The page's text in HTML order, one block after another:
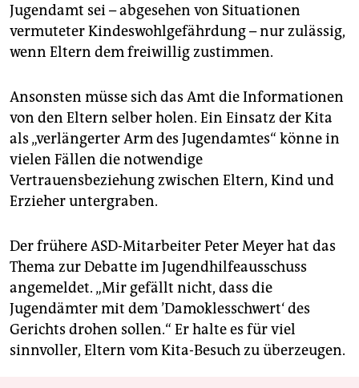
Jugendamt sei – abgesehen von Situationen
vermuteter Kindeswohlgefährdung – nur zulässig,
wenn Eltern dem freiwillig zustimmen.
Ansonsten müsse sich das Amt die Informationen
von den Eltern selber holen. Ein Einsatz der Kita
als „verlängerter Arm des Jugendamtes“ könne in
vielen Fällen die notwendige
Vertrauensbeziehung zwischen Eltern, Kind und
Erzieher untergraben.
Der frühere ASD-Mitarbeiter Peter Meyer hat das
Thema zur Debatte im Jugendhilfeausschuss
angemeldet. „Mir gefällt nicht, dass die
Jugendämter mit dem ’Damoklesschwert‘ des
Gerichts drohen sollen.“ Er halte es für viel
sinnvoller, Eltern vom Kita-Besuch zu überzeugen.